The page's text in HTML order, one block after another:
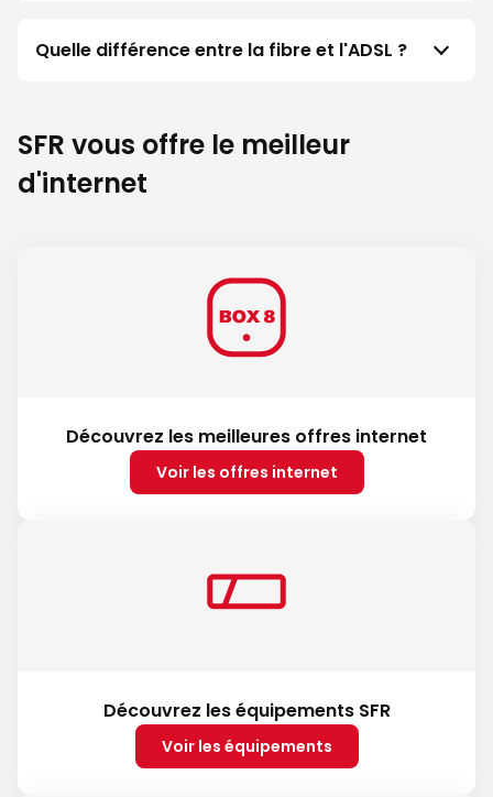
Quelle différence entre la fibre et l'ADSL ?
SFR vous offre le meilleur
d'internet
Découvrez les meilleures offres internet
Voir les offres internet
Découvrez les équipements SFR
Voir les équipements